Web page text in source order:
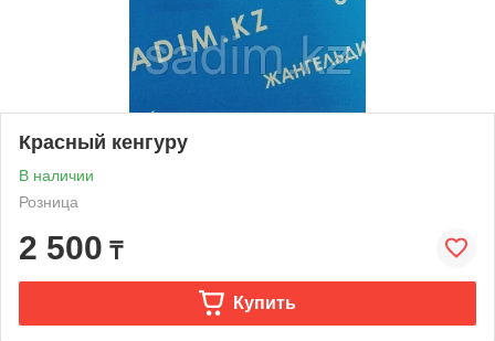
Красный кенгуру
В наличии
Розница
2 500 ₸
Купить